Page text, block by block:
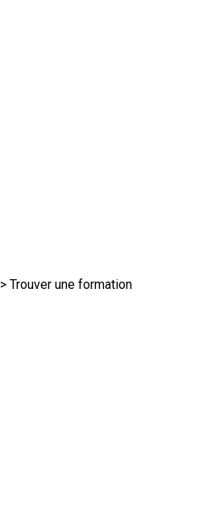
> Trouver une formation